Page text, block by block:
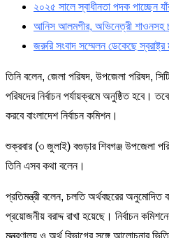
২০২৫ সালে স্বাধীনতা পদক পাচ্ছেন
আনিস আলমগীর, অভিনেত্রী শাওনসহ
জরুরি সংবাদ সম্মেলন ডেকেছে স্বরাষ্ট্র
তিনি বলেন, জেলা পরিষদ, উপজেলা পরিষদ,
পরিষদের নির্বাচন পর্যায়ক্রমে অনুষ্ঠিত হবে।
করবে বাংলাদেশ নির্বাচন কমিশন।
শুক্রবার (৩ জুলাই) বগুড়ার শিবগঞ্জ উপজেলা
তিনি এসব কথা বলেন।
প্রতিমন্ত্রী বলেন, চলতি অর্থবছরের অনুমোদিত
প্রয়োজনীয় বরাদ্দ রাখা হয়েছে। নির্বাচন